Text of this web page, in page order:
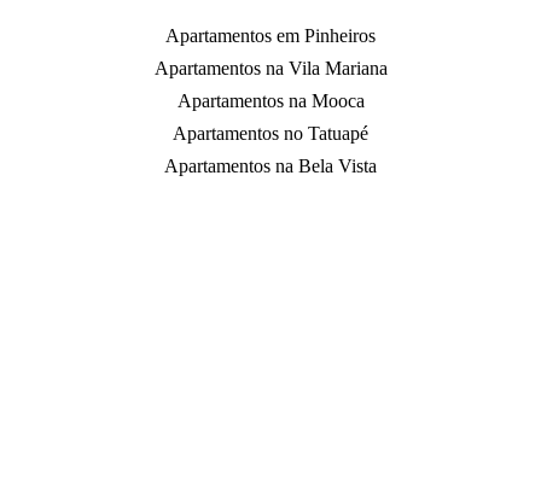
Apartamentos em Pinheiros
Apartamentos na Vila Mariana
Apartamentos na Mooca
Apartamentos no Tatuapé
Apartamentos na Bela Vista